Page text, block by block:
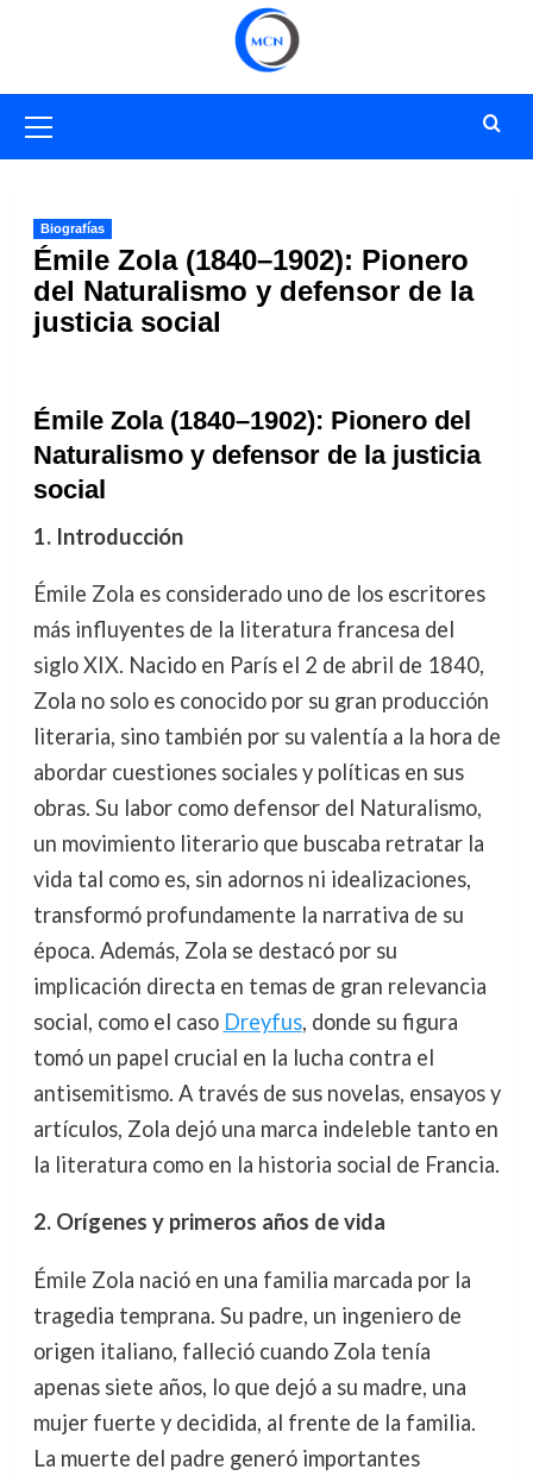
primario
Biografías
Émile Zola (1840–1902): Pionero
del Naturalismo y defensor de la
justicia social
Émile Zola (1840–1902): Pionero del
Naturalismo y defensor de la justicia
social
1. Introducción
Émile Zola es considerado uno de los escritores
más influyentes de la literatura francesa del
siglo XIX. Nacido en París el 2 de abril de 1840,
Zola no solo es conocido por su gran producción
literaria, sino también por su valentía a la hora de
abordar cuestiones sociales y políticas en sus
obras. Su labor como defensor del Naturalismo,
un movimiento literario que buscaba retratar la
vida tal como es, sin adornos ni idealizaciones,
transformó profundamente la narrativa de su
época. Además, Zola se destacó por su
implicación directa en temas de gran relevancia
social, como el caso Dreyfus, donde su figura
tomó un papel crucial en la lucha contra el
antisemitismo. A través de sus novelas, ensayos y
artículos, Zola dejó una marca indeleble tanto en
la literatura como en la historia social de Francia.
2. Orígenes y primeros años de vida
Émile Zola nació en una familia marcada por la
tragedia temprana. Su padre, un ingeniero de
origen italiano, falleció cuando Zola tenía
apenas siete años, lo que dejó a su madre, una
mujer fuerte y decidida, al frente de la familia.
La muerte del padre generó importantes